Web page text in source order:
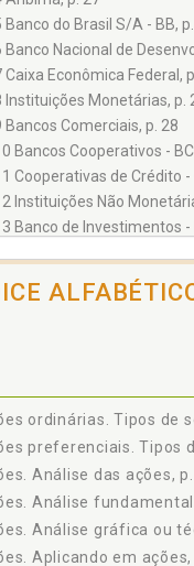
Banco do Brasil S/A - BB,
Banco Nacional de
Caixa Econômica Federal,
Instituições Monetárias, p.
Bancos Comerciais, p. 28
Bancos Cooperativos -
Cooperativas de Crédito -
Instituições Não
Banco de Investimentos -
Sociedade de Crédito ao
Associação de Poupança
Sistemas e Câmaras de
Sistema de Pagamentos
Simulada - CPA-10 -
- MÓDULO II - NOÇÕES
de Economia e
de Política
ordinárias. Tipos de
preferenciais. Tipos
Análise das ações,
Análise
Análise gráfica ou
Aplicando em ações,